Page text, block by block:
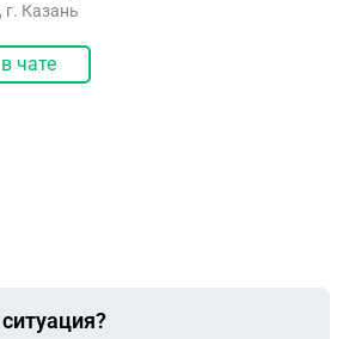
Казань
чате